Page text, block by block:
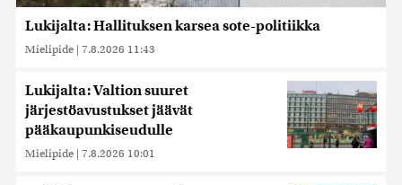
Lukijalta: Hallituksen karsea sote-politiikka
Mielipide | 7.8.2026 11:43
Lukijalta: Valtion suuret
järjestöavustukset jäävät
pääkaupunkiseudulle
Mielipide | 7.8.2026 10:01